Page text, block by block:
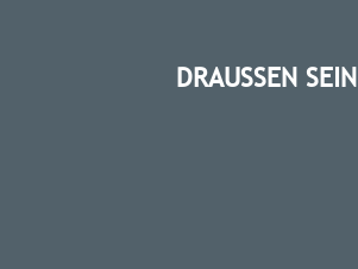
DRAUSSEN SEIN